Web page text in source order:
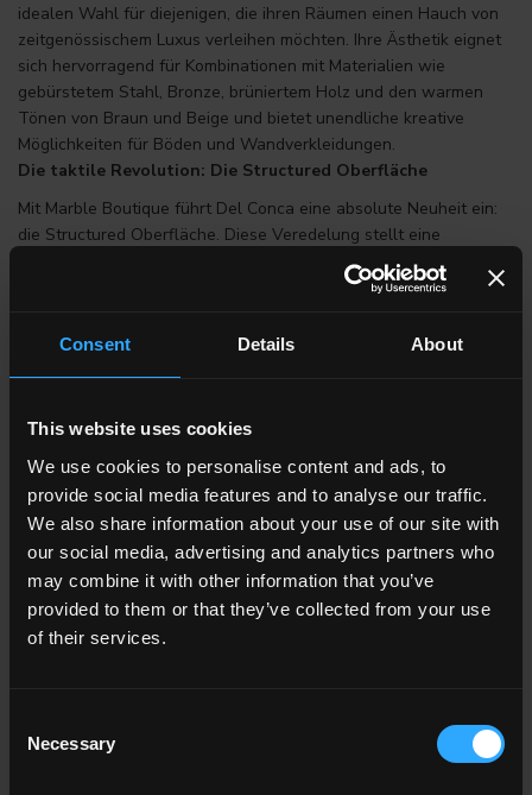
Consent Details About
This website uses cookies
We use cookies to personalise content and ads, to
provide social media features and to analyse our traffic.
We also share information about your use of our site with
our social media, advertising and analytics partners who
may combine it with other information that you’ve
provided to them or that they’ve collected from your use
of their services.
Selection
Necessary
idealen Wahl für diejenigen, die ihren Räumen einen Hauch von
zeitgenössischem Luxus verleihen möchten. Ihre Ästhetik eignet
sich hervorragend für Kombinationen mit Materialien wie
gebürstetem Stahl, Bronze, brüniertem Holz und den warmen
Tönen von Braun und Beige und bietet unendliche kreative
Möglichkeiten für Böden und Wandverkleidungen.
Die taktile Revolution: Die Structured Oberfläche
Mit Marble Boutique führt Del Conca eine absolute Neuheit ein:
die Structured Oberfläche. Diese Veredelung stellt eine
Entwicklung dar, die über traditionelle polierte (Shine) und
natürliche Oberflächen hinausgeht und eine Geschichte von
Oberfläche von Gold Laurent wurde entwickelt, um ein
beeindruckende architektonische Ästhetik .
•Zeitgenössische Authentizität: Bietet eine Neuinterpretation von
Luxus, die Materialität und Tiefe hervorhebt.
•Sicherheit und Funktionalität: Mit einem
Rutschhemmungskoeffizienten von R10 B garantiert die
Structured Oberfläche eine hohe Rutschfestigkeit, wodurch sie
auch für Umgebungen geeignet ist, die eine höhere Sicherheit
erfordern, wie Bäder oder überdachte Außenbereiche.
ermöglicht sie die Schaffung kohärenter und personalisierter